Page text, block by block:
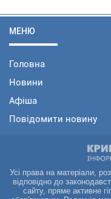
МЕНЮ
Головна
Новини
Афіша
Повідомити новину
Усі права на матеріали,
відповідно до
сайту, пряме активне